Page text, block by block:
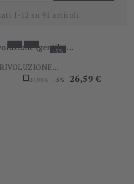
1-12 su 91 articoli
-5%
Prezzo
27,99 € -5% Prezzo
26,59 €